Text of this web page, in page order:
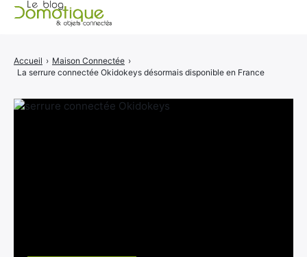
Accueil › Maison Connectée ›
La serrure connectée Okidokeys désormais disponible en France
Catégories
A propos